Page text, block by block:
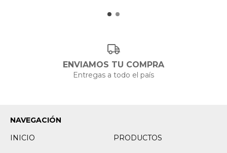
ENVIAMOS TU COMPRA
Entregas a todo el país
NAVEGACIÓN
INICIO
PRODUCTOS